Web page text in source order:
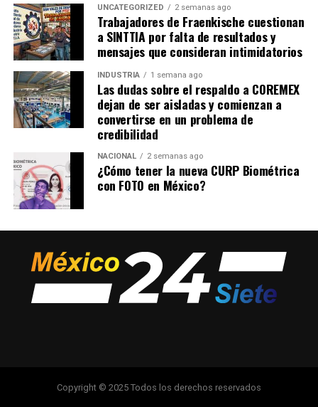
admin
UNCATEGORIZED 2 semanas ago
Trabajadores de Fraenkische cuestionan
a SINTTIA por falta de resultados y
mensajes que consideran intimidatorios
INDUSTRIA 1 semana ago
Las dudas sobre el respaldo a COREMEX
dejan de ser aisladas y comienzan a
convertirse en un problema de
credibilidad
NACIONAL 2 semanas ago
¿Cómo tener la nueva CURP Biométrica
con FOTO en México?
Copyright © 2025 Todos los derechos reservados